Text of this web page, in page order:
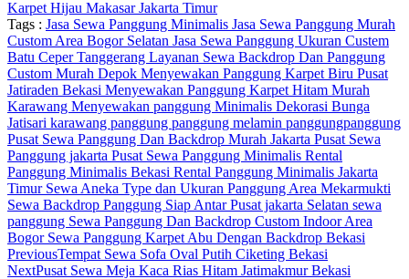
Karpet Hijau Makasar Jakarta Timur
Tags : Jasa Sewa Panggung Minimalis Jasa Sewa Panggung Murah
Custom Area Bogor Selatan Jasa Sewa Panggung Ukuran Custem
Batu Ceper Tanggerang Layanan Sewa Backdrop Dan Panggung
Custom Murah Depok Menyewakan Panggung Karpet Biru Pusat
Jatiraden Bekasi Menyewakan Panggung Karpet Hitam Murah
Karawang Menyewakan panggung Minimalis Dekorasi Bunga
Jatisari karawang panggung panggung melamin panggungpanggung
Pusat Sewa Panggung Dan Backdrop Murah Jakarta Pusat Sewa
Panggung jakarta Pusat Sewa Panggung Minimalis Rental
Panggung Minimalis Bekasi Rental Panggung Minimalis Jakarta
Timur Sewa Aneka Type dan Ukuran Panggung Area Mekarmukti
Sewa Backdrop Panggung Siap Antar Pusat jakarta Selatan sewa
panggung Sewa Panggung Dan Backdrop Custom Indoor Area
Bogor Sewa Panggung Karpet Abu Dengan Backdrop Bekasi
PreviousTempat Sewa Sofa Oval Putih Ciketing Bekasi
NextPusat Sewa Meja Kaca Rias Hitam Jatimakmur Bekasi